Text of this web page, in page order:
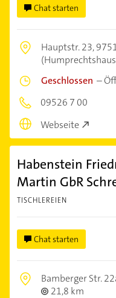
Chat starten
Hauptstr. 23,
Geschlossen –
09526 7 00
Webseite
Habenstein
Martin GbR
TISCHLEREIEN
Chat starten
Bamberger Str.
21,8 km